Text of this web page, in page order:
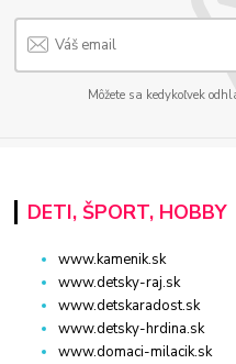
Môžete sa kedykoľvek
DETI, ŠPORT, HOBBY
www.kamenik.sk
www.detsky-raj.sk
www.detskaradost.sk
www.detsky-hrdina.sk
www.domaci-milacik.sk